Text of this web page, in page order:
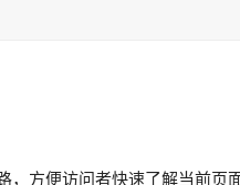
方便访问者快速了解当前页